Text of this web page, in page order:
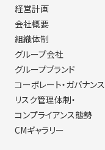
経営計画
会社概要
組織体制
グループ会社
グループブランド
コーポレート・ガバナンス
リスク管理体制・
コンプライアンス態勢
CMギャラリー